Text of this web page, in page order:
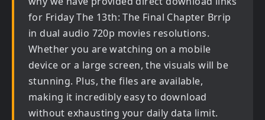
for Friday The 13th: The Final Chapter Brrip
in dual audio 720p movies resolutions.
Whether you are watching on a mobile
device or a large screen, the visuals will be
stunning. Plus, the files are available,
making it incredibly easy to download
without exhausting your daily data limit.